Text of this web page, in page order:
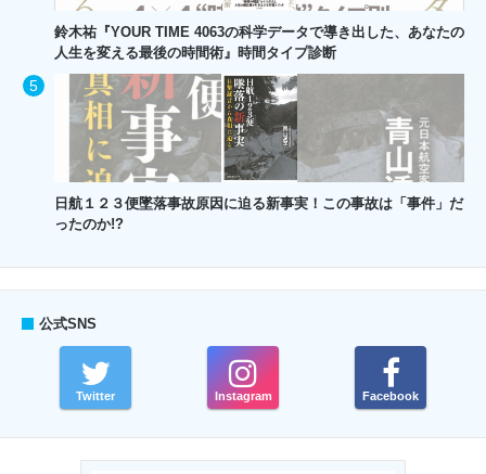
鈴木祐『YOUR TIME 4063の科学データで導き出した、あなたの
人生を変える最後の時間術』時間タイプ診断
日航１２３便墜落事故原因に迫る新事実！この事故は「事件」だ
ったのか!?
公式SNS
Twitter Instagram Facebook